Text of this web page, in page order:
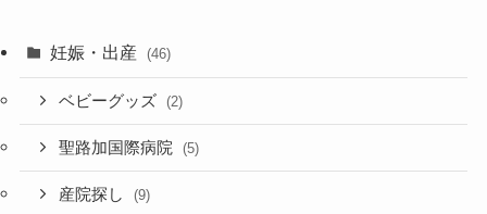
妊娠・出産 (46)
ベビーグッズ (2)
聖路加国際病院 (5)
産院探し (9)